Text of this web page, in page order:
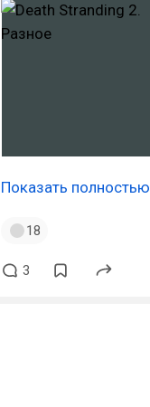
Показать полностью
18
3